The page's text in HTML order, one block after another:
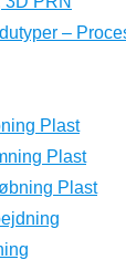
–
Plast
Plast
Plast